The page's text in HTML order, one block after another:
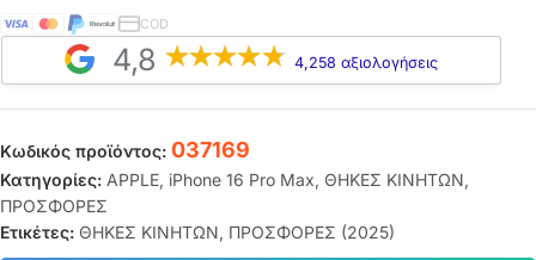
COD
4,8 4,258 αξιολογήσεις
Κωδικός προϊόντος: 037169
Κατηγορίες: APPLE, iPhone 16 Pro Max, ΘΗΚΕΣ ΚΙΝΗΤΩΝ,
ΠΡΟΣΦΟΡΕΣ
Ετικέτες: ΘΗΚΕΣ ΚΙΝΗΤΩΝ, ΠΡΟΣΦΟΡΕΣ (2025)